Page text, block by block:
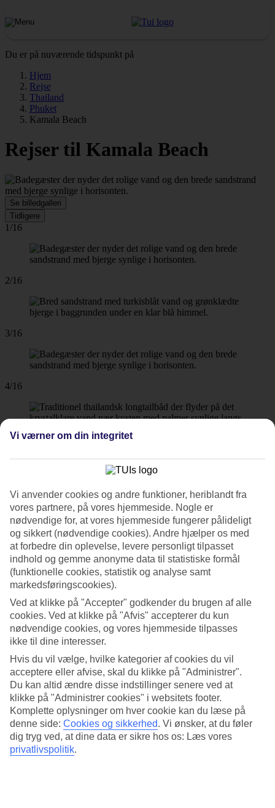
Du er på nuværende tidspunkt på
Hjem
Rejse
Thailand
Phuket
Kamala Beach
Rejser til Kamala Beach
Se billedgalleri
Tidligere
1/16
2/16
3/16
4/16
7/16
8/16
10/16
11/16
Vi værner om din integritet
Vi anvender cookies og andre funktioner, heriblandt fra
vores partnere, på vores hjemmeside. Nogle er
nødvendige for, at vores hjemmeside fungerer pålideligt
og sikkert (nødvendige cookies). Andre hjælper os med
at forbedre din oplevelse, levere personligt tilpasset
indhold og gemme anonyme data til statistiske formål
(funktionelle cookies, statistik og analyse samt
markedsføringscookies).
Ved at klikke på "Accepter" godkender du brugen af alle
cookies. Ved at klikke på "Afvis" accepterer du kun
nødvendige cookies, og vores hjemmeside tilpasses
ikke til dine interesser.
Hvis du vil vælge, hvilke kategorier af cookies du vil
acceptere eller afvise, skal du klikke på "Administrer".
Du kan altid ændre disse indstillinger senere ved at
klikke på "Administrer cookies" i websitets footer.
Komplette oplysninger om hver cookie kan du læse på
denne side: Cookies og sikkerhed. Vi ønsker, at du føler
dig tryg ved, at dine data er sikre hos os: Læs vores
privatlivspolitik.